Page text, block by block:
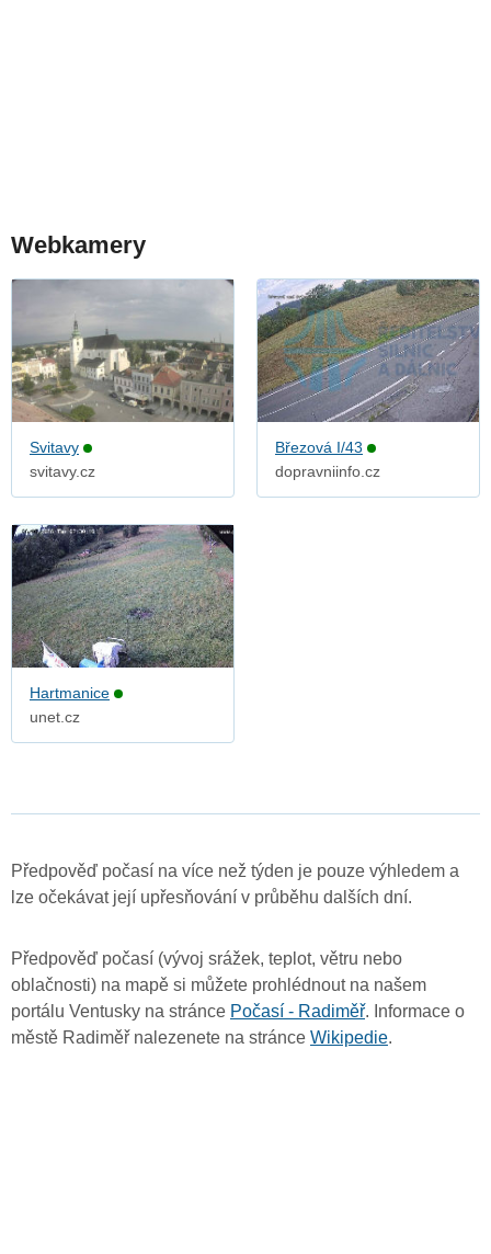
Webkamery
Svitavy
svitavy.cz
Březová I/43
dopravniinfo.cz
Hartmanice
unet.cz
Předpověď počasí na více než týden je pouze výhledem a
lze očekávat její upřesňování v průběhu dalších dní.
Předpověď počasí (vývoj srážek, teplot, větru nebo
oblačnosti) na mapě si můžete prohlédnout na našem
portálu Ventusky na stránce Počasí - Radiměř. Informace o
městě Radiměř nalezenete na stránce Wikipedie.